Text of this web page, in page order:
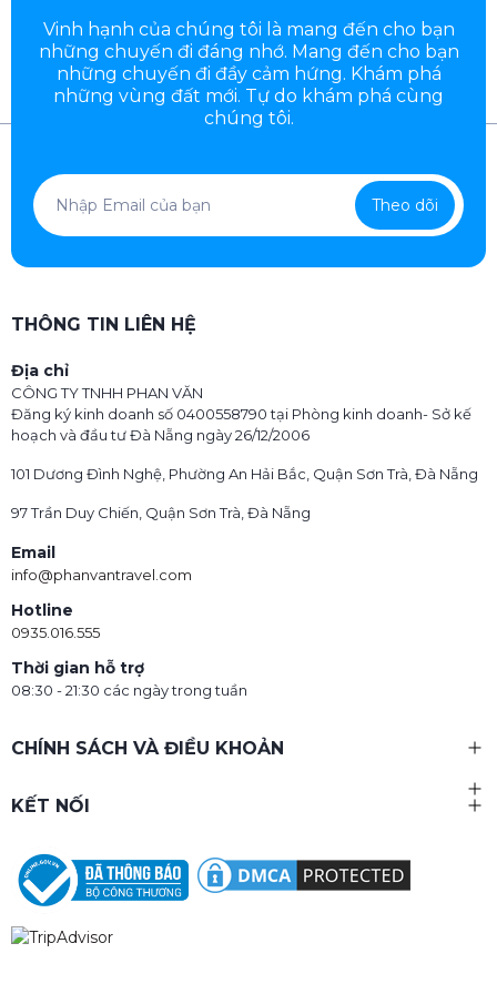
Vinh hạnh của chúng tôi là mang đến cho bạn
những chuyến đi đáng nhớ. Mang đến cho bạn
những chuyến đi đầycảm hứng. Khám phá
những vùng đất mới. Tự do khám phá cùng
chúng tôi.
Theo dõi
THÔNG TIN LIÊN HỆ
Địa chỉ
CÔNG TY TNHH PHAN VĂN
Đăng ký kinh doanh số 0400558790 tại Phòng kinh doanh- Sở kế
hoạch và đầu tư Đà Nẵng ngày 26/12/2006
101 Dương Đình Nghệ, Phường An Hải Bắc, Quận Sơn Trà, Đà Nẵng
97 Trần Duy Chiến, Quận Sơn Trà, Đà Nẵng
Email
info@phanvantravel.com
Hotline
0935.016.555
Thời gian hỗ trợ
08:30 - 21:30 các ngày trong tuần
CHÍNH SÁCH VÀ ĐIỀU KHOẢN
KẾT NỐI